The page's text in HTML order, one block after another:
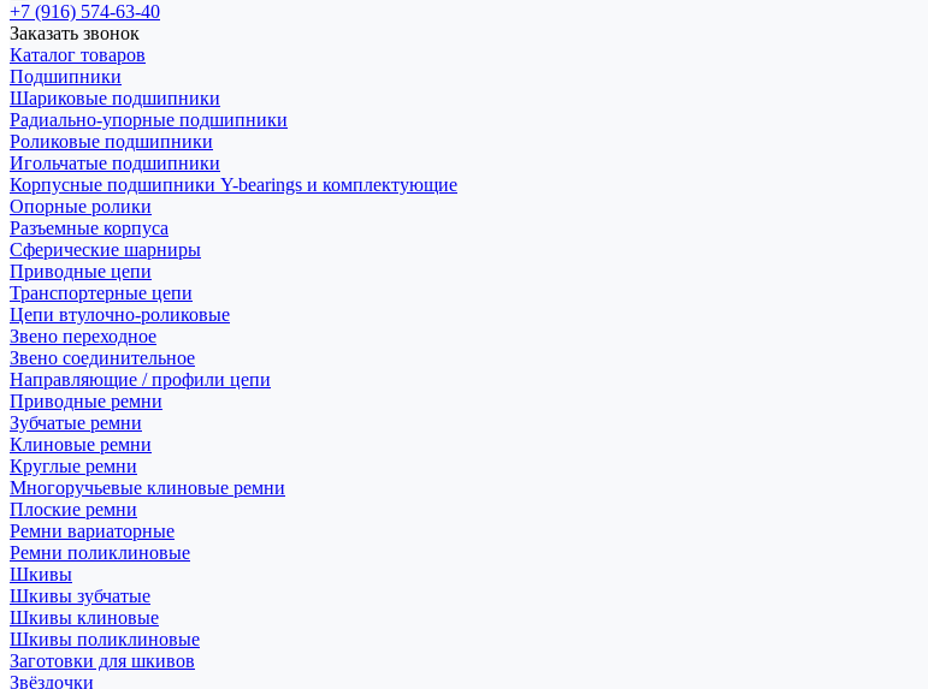
+7 (916) 574-63-40
Заказать звонок
Каталог товаров
Подшипники
Шариковые подшипники
Радиально-упорные подшипники
Роликовые подшипники
Игольчатые подшипники
Корпусные подшипники Y-bearings и комплектующие
Опорные ролики
Разъемные корпуса
Сферические шарниры
Приводные цепи
Транспортерные цепи
Цепи втулочно-роликовые
Звено переходное
Звено соединительное
Направляющие / профили цепи
Приводные ремни
Зубчатые ремни
Клиновые ремни
Круглые ремни
Многоручьевые клиновые ремни
Плоские ремни
Ремни вариаторные
Ремни поликлиновые
Шкивы
Шкивы зубчатые
Шкивы клиновые
Шкивы поликлиновые
Заготовки для шкивов
Звёздочки